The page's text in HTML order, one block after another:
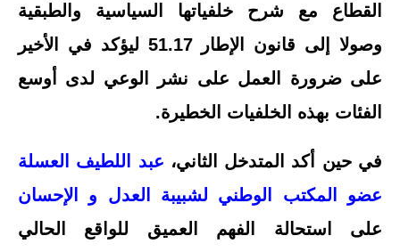
القطاع مع شرح خلفياتها السياسية والطبقية
وصولا إلى قانون الإطار 51.17 ليؤكد في الأخير
على ضرورة العمل على نشر الوعي لدى أوسع
الفئات بهذه الخلفيات الخطيرة.
في حين أكد المتدخل الثاني، عبد اللطيف العسلة
عضو المكتب الوطني لشبيبة العدل و الإحسان
على استحالة الفهم العميق للواقع الحالي